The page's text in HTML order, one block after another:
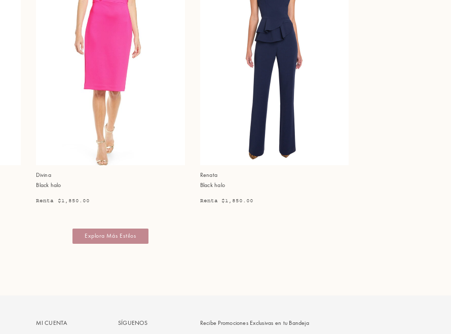
Divina
Black halo
Renta $1,850.00
Renata
Black halo
Renta $1,850.00
Explora Más Estilos
MI CUENTA SÍGUENOS Recibe Promociones Exclusivas en tu Bandeja